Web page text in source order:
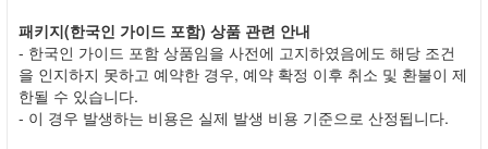
패키지(한국인 가이드 포함) 상품 관련 안내
- 한국인 가이드 포함 상품임을 사전에 고지하였음에도 해당 조건
을 인지하지 못하고 예약한 경우, 예약 확정 이후 취소 및 환불이 제
한될 수 있습니다.
- 이 경우 발생하는 비용은 실제 발생 비용 기준으로 산정됩니다.